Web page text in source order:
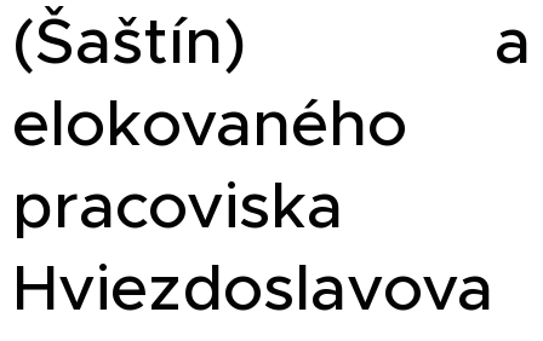
(Šaštín) a
elokovaného
pracoviska
Hviezdoslavova